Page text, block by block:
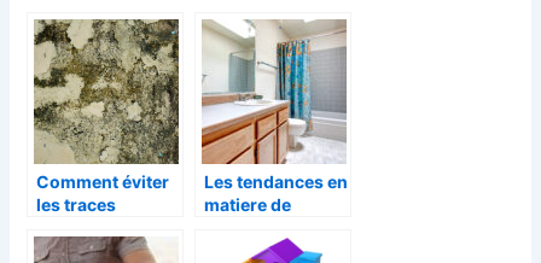
Comment éviter
les traces
moisissures ?
Les tendances en
matiere de
douche